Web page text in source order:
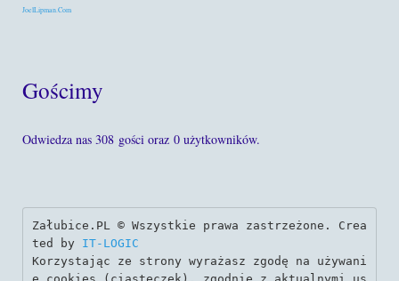
JoelLipman.Com
Gościmy
Odwiedza nas 308 gości oraz 0 użytkowników.
Załubice.PL © Wszystkie prawa zastrzeżone. Crea
ted by IT-LOGIC
Korzystając ze strony wyrażasz zgodę na używani
e cookies (ciasteczek), zgodnie z aktualnymi us